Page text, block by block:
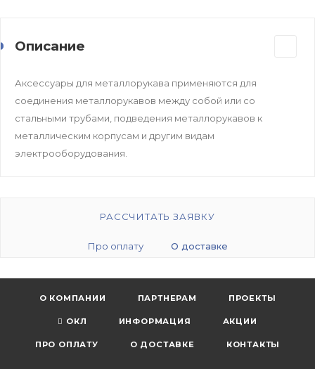
Описание
Аксессуары для металлорукава применяются для
соединения металлорукавов между собой или со
стальными трубами, подведения металлорукавов к
металлическим корпусам и другим видам
электрооборудования.
РАССЧИТАТЬ ЗАЯВКУ
Про оплату О доставке
О КОМПАНИИ ПАРТНЕРАМ ПРОЕКТЫ
ОКЛ ИНФОРМАЦИЯ АКЦИИ
ПРО ОПЛАТУ О ДОСТАВКЕ КОНТАКТЫ